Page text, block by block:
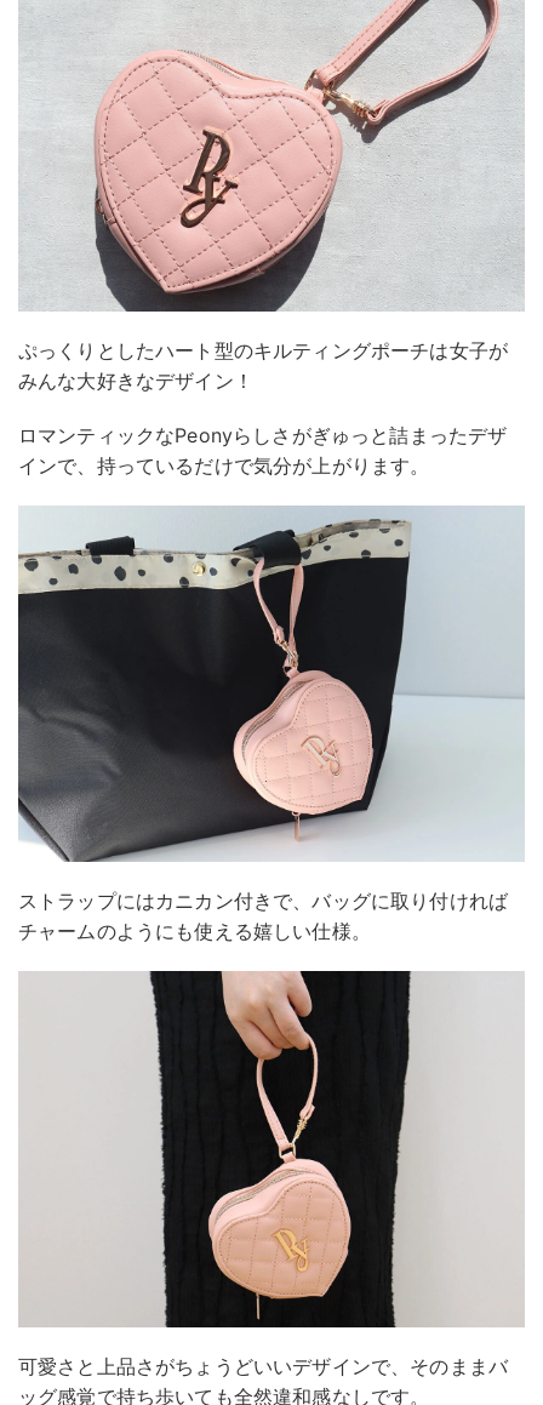
ぷっくりとしたハート型のキルティングポーチは女子が
みんな大好きなデザイン！
ロマンティックなPeonyらしさがぎゅっと詰まったデザ
インで、持っているだけで気分が上がります。
ストラップにはカニカン付きで、バッグに取り付ければ
チャームのようにも使える嬉しい仕様。
可愛さと上品さがちょうどいいデザインで、そのままバ
ッグ感覚で持ち歩いても全然違和感なしです。